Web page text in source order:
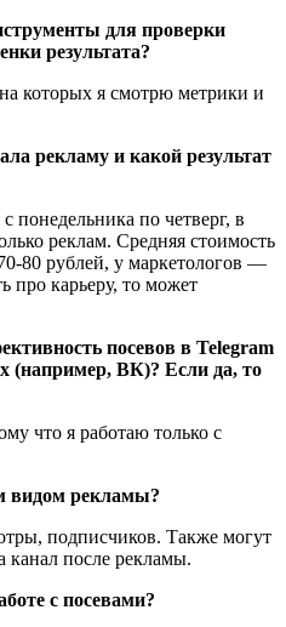
для проверки
результата?
которых я смотрю метрики и
рекламу и какой результат
понедельника по четверг, в
реклам. Средняя стоимость
80 рублей, у маркетологов —
про карьеру, то может
посевов в Telegram
(например, ВК)? Если да, то
что я работаю только с
видом рекламы?
подписчиков. Также могут
канал после рекламы.
с посевами?